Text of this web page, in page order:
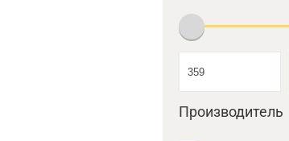
Производитель